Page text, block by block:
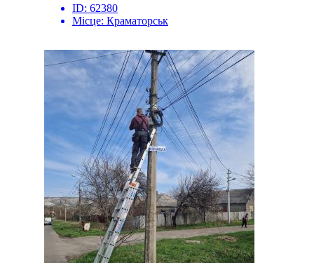
ID: 62380
Місце: Краматорськ